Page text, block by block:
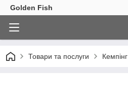
Golden Fish
Товари та послуги Кемпінг